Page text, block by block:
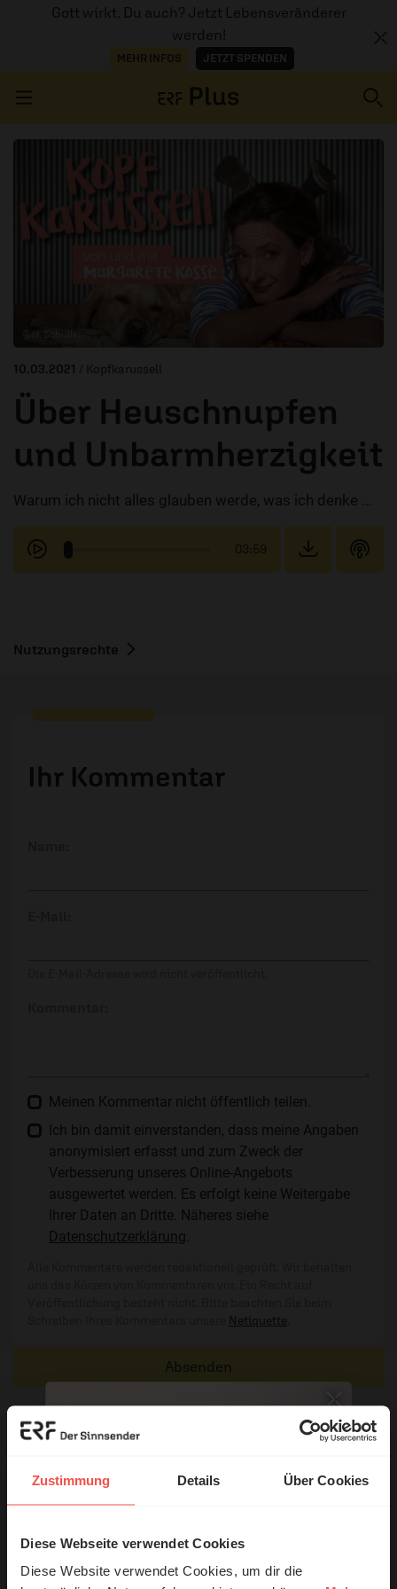
Zustimmung Details Über Cookies
Diese Webseite verwendet Cookies
Diese Website verwendet Cookies, um dir die
Gott wirkt. Du auch? Jetzt Lebensveränderer
werden!
MEHR INFOS JETZT SPENDEN
ERZÄHL MAL
AUDIOTHEK
PROGRAMM
ÜBER
© N. Schüller
10.03.2021 / Kopfkarussell
Über Heuschnupfen
und Unbarmherzigkeit
Warum ich nicht alles glauben werde, was ich denke …
03:59
Nutzungsrechte
Ihr Kommentar
Meinen Kommentar nicht öffentlich teilen.
Ich bin damit einverstanden, dass meine Angaben
anonymisiert erfasst und zum Zweck der
Verbesserung unseres Online-Angebots
ausgewertet werden. Es erfolgt keine Weitergabe
Ihrer Daten an Dritte. Näheres siehe
Datenschutzerklärung
Netiquette
Absenden
Kommentare (1)
Die in den Kommentaren geäußerten Inhalte und Meinungen
Nutzern veröffentlichten Kommentare.
© Ruth Schneider / ERF